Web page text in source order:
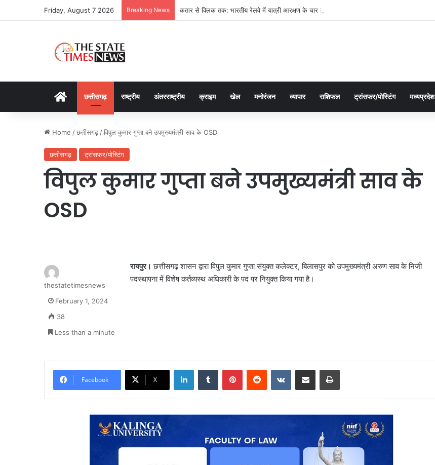
Friday, August 7 2026 Breaking News कतार से क्लिक तक: भारतीय रेलवे में यात्री आरक्षण के चार दशक
Homeछत्तीसगढ़ राष्ट्रीय अंतरराष्ट्रीय क्राइम खेल मनोरंजन व्यापार राशिफल ट्रांसफर/पोस्टिंग मध्यप्रदेश
Home /छत्तीसगढ़ /विपुल कुमार गुप्ता बने उपमुख्यमंत्री साव के OSD
छत्तीसगढ़ ट्रांसफर/पोस्टिंग
विपुल कुमार गुप्ता बने उपमुख्यमंत्री साव के
OSD
रायपुर। छत्तीसगढ़ शासन द्वारा विपुल कुमार गुप्ता संयुक्त कलेक्टर, बिलासपुर को उपमुख्यमंत्री अरुण साव के निजी
पदस्थापना में विशेष कर्तव्यस्थ अधिकारी के पद पर नियुक्त किया गया है।
thestatetimesnews
February 1, 2024
38
Less than a minute
Facebook X
LinkedInTumblr PinterestReddit VKontakteShare via Email Print